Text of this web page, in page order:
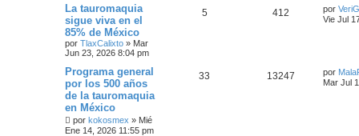
La tauromaquia
sigue viva en el
85% de México
por TlaxCalixto » Mar
Jun 23, 2026 8:04 pm
5 412 por
Vie Jul
Programa general
por los 500 años
de la tauromaquia
en México
por kokosmex » Mié
Ene 14, 2026 11:55 pm
33 13247 por
Mar Jul